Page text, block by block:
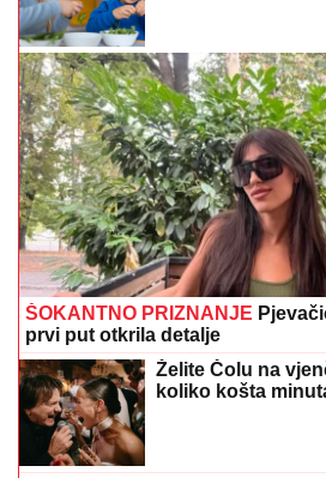
ŠOKANTNO PRIZNANJE
prvi put otkrila detalje
Želite Čolu na
koliko košta